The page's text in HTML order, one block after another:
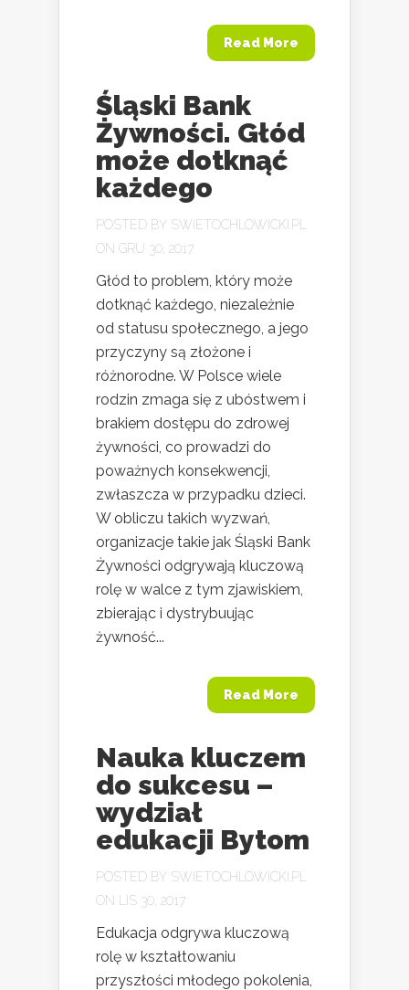
Read More
Śląski Bank
Żywności. Głód
może dotknąć
każdego
POSTED BY SWIETOCHLOWICKI.PL
ON GRU 30, 2017
Głód to problem, który może
dotknąć każdego, niezależnie
od statusu społecznego, a jego
przyczyny są złożone i
różnorodne. W Polsce wiele
rodzin zmaga się z ubóstwem i
brakiem dostępu do zdrowej
żywności, co prowadzi do
poważnych konsekwencji,
zwłaszcza w przypadku dzieci.
W obliczu takich wyzwań,
organizacje takie jak Śląski Bank
Żywności odgrywają kluczową
rolę w walce z tym zjawiskiem,
zbierając i dystrybuując
żywność...
Read More
Nauka kluczem
do sukcesu –
wydział
edukacji Bytom
POSTED BY SWIETOCHLOWICKI.PL
ON LIS 30, 2017
Edukacja odgrywa kluczową
rolę w kształtowaniu
przyszłości młodego pokolenia,